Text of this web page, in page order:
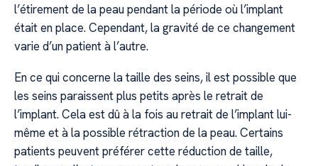
l’étirement de la peau pendant la période où l’implant
était en place. Cependant, la gravité de ce changement
varie d’un patient à l’autre.
En ce qui concerne la taille des seins, il est possible que
les seins paraissent plus petits après le retrait de
l’implant. Cela est dû à la fois au retrait de l’implant lui-
même et à la possible rétraction de la peau. Certains
patients peuvent préférer cette réduction de taille,